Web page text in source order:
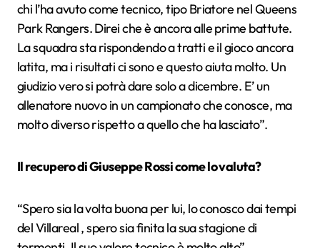
chi l’ha avuto come tecnico, tipo Briatore nel Queens
Park Rangers. Direi che è ancora alle prime battute.
La squadra sta rispondendo a tratti e il gioco ancora
latita, ma i risultati ci sono e questo aiuta molto. Un
giudizio vero si potrà dare solo a dicembre. E’ un
allenatore nuovo in un campionato che conosce, ma
molto diverso rispetto a quello che ha lasciato”.
Il recupero di Giuseppe Rossi come lo valuta?
“Spero sia la volta buona per lui, lo conosco dai tempi
del Villareal , spero sia finita la sua stagione di